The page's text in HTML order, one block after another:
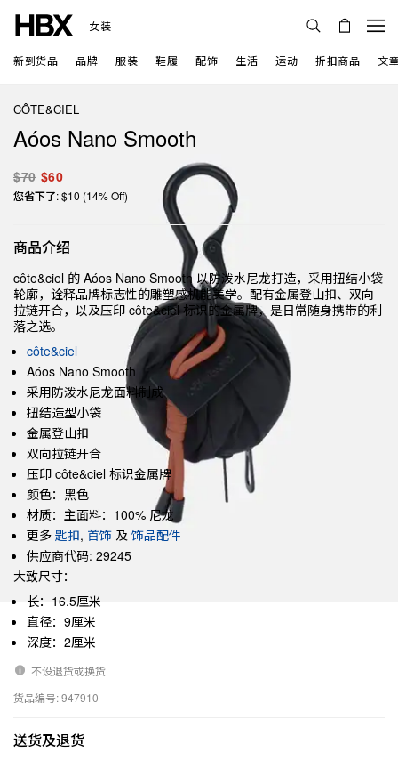
女装
新到货品 品牌 服装 鞋履 配饰 生活 运动 折扣商品 文
CÔTE&CIEL
Aóos Nano Smooth
$70 $60
您省下了: $10 (14% Off)
商品介绍
côte&ciel 的 Aóos Nano Smooth 以防泼水尼龙打造，采用扭结小袋
轮廓，诠释品牌标志性的雕塑感机能美学。配有金属登山扣、双向
拉链开合，以及压印 côte&ciel 标识的金属牌，是日常随身携带的利
落之选。
côte&ciel
Aóos Nano Smooth
采用防泼水尼龙面料制成
扭结造型小袋
金属登山扣
双向拉链开合
压印 côte&ciel 标识金属牌
颜色：黑色
材质：主面料：100% 尼龙
更多 匙扣, 首饰 及 饰品配件
供应商代码: 29245
大致尺寸：
长：16.5厘米
直径：9厘米
深度：2厘米
不设退货或换货
货品编号: 947910
送货及退货